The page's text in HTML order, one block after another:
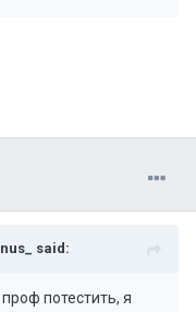
said:
потестить, я